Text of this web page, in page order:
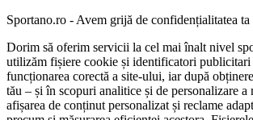
Sportano.ro - Avem grijă de confidențialitatea ta
Dorim să oferim servicii la cel mai înalt nivel
utilizăm fișiere cookie și identificatori publicitari
funcționarea corectă a site-ului, iar după
tău – și în scopuri analitice și de personalizare a
afișarea de conținut personalizat și reclame